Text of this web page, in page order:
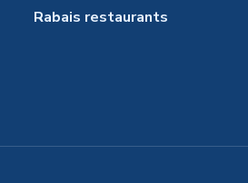
Rabais restaurants